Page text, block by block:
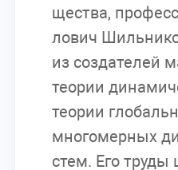
ще­ства,
ло­вич
из со­зда­те­лей
тео­рии
тео­рии
мно­го­мер­ных
стем. Его